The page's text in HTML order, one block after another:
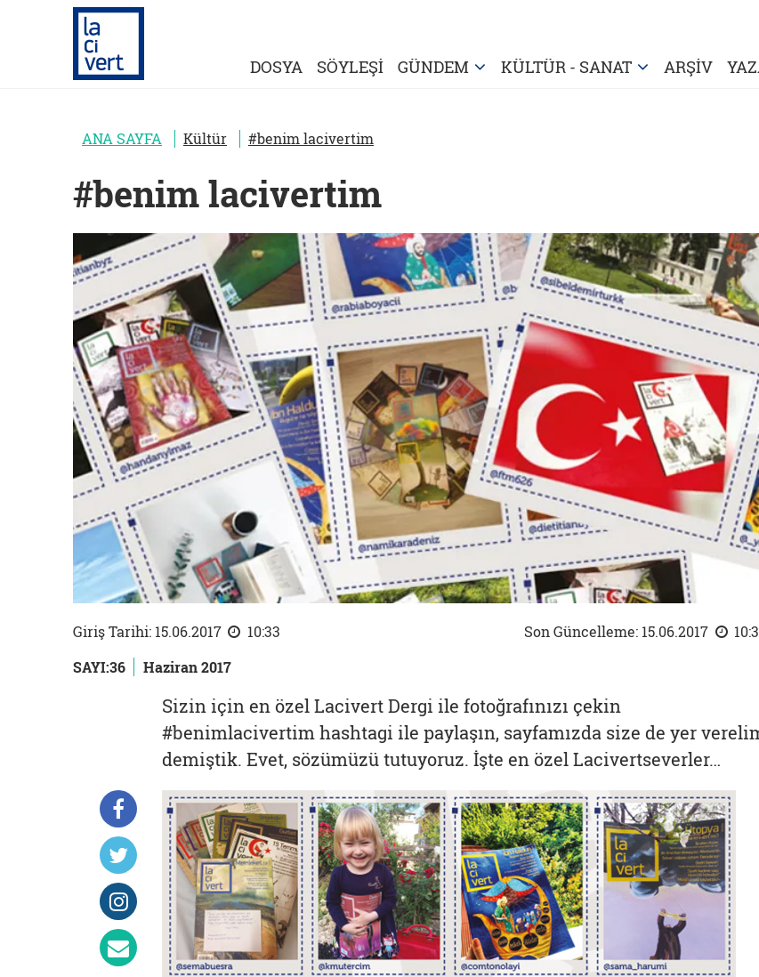
DOSYA SÖYLEŞİ GÜNDEM KÜLTÜR - SANAT ARŞİV
ANA SAYFA Kültür #benim lacivertim
#benim lacivertim
Giriş Tarihi: 15.06.2017 10:33 Son Güncelleme: 15.06.2017
SAYI:36
Haziran 2017
Sizin için en özel Lacivert Dergi ile fotoğrafınızı çekin
#benimlacivertim hashtagi ile paylaşın, sayfamızda size de yer
demiştik. Evet, sözümüzü tutuyoruz. İşte en özel Lacivertseverler…